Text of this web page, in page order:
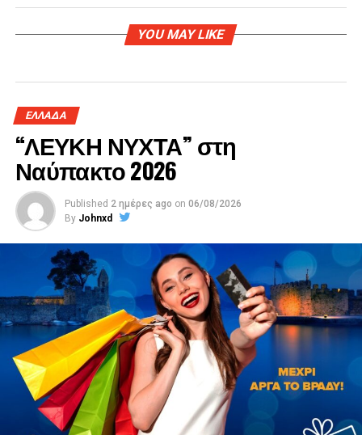
YOU MAY LIKE
ΕΛΛΑΔΑ
“ΛΕΥΚΗ ΝΥΧΤΑ” στη
Ναύπακτο 2026
Published 2 ημέρες ago on 06/08/2026
By Johnxd